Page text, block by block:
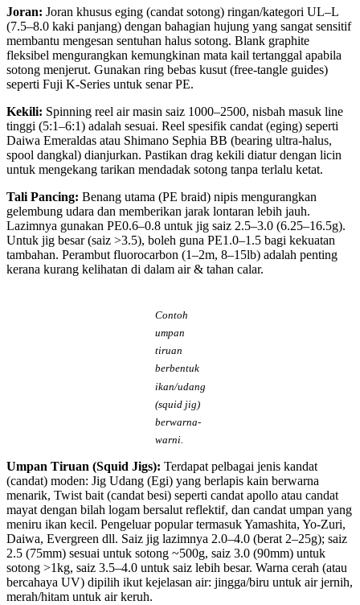
Joran: Joran khusus eging (candat sotong) ringan/kategori UL–L
(7.5–8.0 kaki panjang) dengan bahagian hujung yang sangat sensitif
membantu mengesan sentuhan halus sotong. Blank graphite
fleksibel mengurangkan kemungkinan mata kail tertanggal apabila
sotong menjerut. Gunakan ring bebas kusut (free-tangle guides)
seperti Fuji K-Series untuk senar PE.
Kekili: Spinning reel air masin saiz 1000–2500, nisbah masuk line
tinggi (5:1–6:1) adalah sesuai. Reel spesifik candat (eging) seperti
Daiwa Emeraldas atau Shimano Sephia BB (bearing ultra-halus,
spool dangkal) dianjurkan. Pastikan drag kekili diatur dengan licin
untuk mengekang tarikan mendadak sotong tanpa terlalu ketat.
Tali Pancing: Benang utama (PE braid) nipis mengurangkan
gelembung udara dan memberikan jarak lontaran lebih jauh.
Lazimnya gunakan PE0.6–0.8 untuk jig saiz 2.5–3.0 (6.25–16.5g).
Untuk jig besar (saiz >3.5), boleh guna PE1.0–1.5 bagi kekuatan
tambahan. Perambut fluorocarbon (1–2m, 8–15lb) adalah penting
kerana kurang kelihatan di dalam air & tahan calar.
Contoh
umpan
tiruan
berbentuk
ikan/udang
(squid jig)
berwarna-
warni.
Umpan Tiruan (Squid Jigs): Terdapat pelbagai jenis kandat
(candat) moden: Jig Udang (Egi) yang berlapis kain berwarna
menarik, Twist bait (candat besi) seperti candat apollo atau candat
mayat dengan bilah logam bersalut reflektif, dan candat umpan yang
meniru ikan kecil. Pengeluar popular termasuk Yamashita, Yo-Zuri,
Daiwa, Evergreen dll. Saiz jig lazimnya 2.0–4.0 (berat 2–25g); saiz
2.5 (75mm) sesuai untuk sotong ~500g, saiz 3.0 (90mm) untuk
sotong >1kg, saiz 3.5–4.0 untuk saiz lebih besar. Warna cerah (atau
bercahaya UV) dipilih ikut kejelasan air: jingga/biru untuk air jernih,
merah/hitam untuk air keruh.